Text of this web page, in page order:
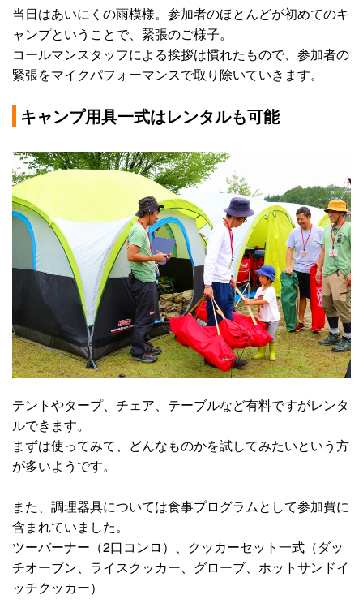
当日はあいにくの雨模様。参加者のほとんどが初めてのキ
ャンプということで、緊張のご様子。
コールマンスタッフによる挨拶は慣れたもので、参加者の
緊張をマイクパフォーマンスで取り除いていきます。
キャンプ用具一式はレンタルも可能
テントやタープ、チェア、テーブルなど有料ですがレンタ
ルできます。
まずは使ってみて、どんなものかを試してみたいという方
が多いようです。
また、調理器具については食事プログラムとして参加費に
含まれていました。
ツーバーナー（2口コンロ）、クッカーセット一式（ダッ
チオーブン、ライスクッカー、グローブ、ホットサンドイ
ッチクッカー）